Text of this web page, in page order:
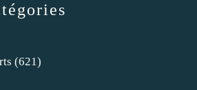
(621)